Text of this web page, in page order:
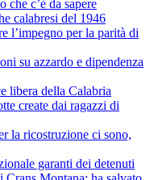
c’è da sapere
calabresi del 1946
l’impegno per la parità di
su azzardo e dipendenza
libera della Calabria
create dai ragazzi di
la ricostruzione ci sono,
garanti dei detenuti